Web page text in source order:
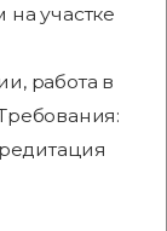
участке
работа в